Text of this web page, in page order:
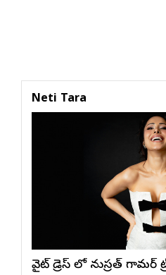
Neti Tara
వైట్ డ్రెస్ లో నుస్ర‌త్ గ్లామ‌ర్